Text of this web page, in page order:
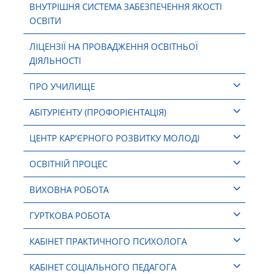
ВНУТРІШНЯ СИСТЕМА ЗАБЕЗПЕЧЕННЯ ЯКОСТІ
ОСВІТИ
ЛІЦЕНЗІЇ НА ПРОВАДЖЕННЯ ОСВІТНЬОЇ
ДІЯЛЬНОСТІ
ПРО УЧИЛИЩЕ
АБІТУРІЄНТУ (ПРОФОРІЄНТАЦІЯ)
ЦЕНТР КАР’ЄРНОГО РОЗВИТКУ МОЛОДІ
ОСВІТНІЙ ПРОЦЕС
ВИХОВНА РОБОТА
ГУРТКОВА РОБОТА
КАБІНЕТ ПРАКТИЧНОГО ПСИХОЛОГА
КАБІНЕТ СОЦІАЛЬНОГО ПЕДАГОГА